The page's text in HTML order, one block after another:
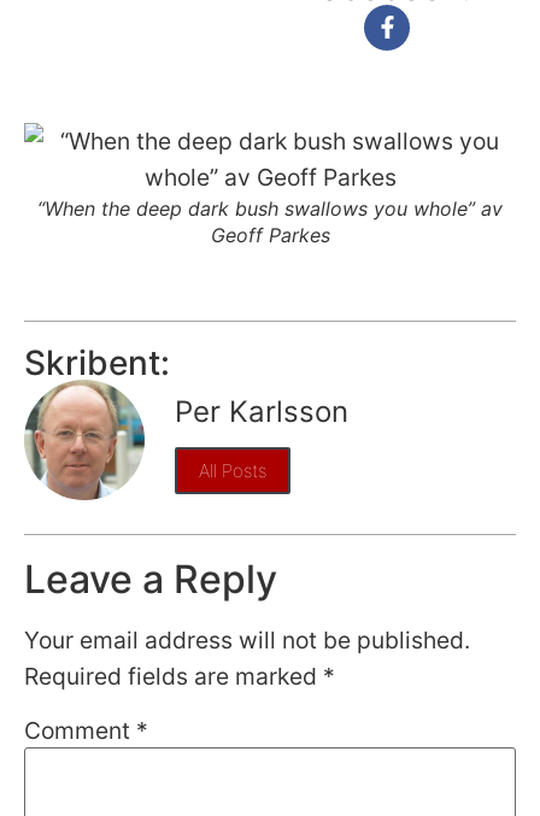
“When the deep dark bush swallows you whole” av
Geoff Parkes
Skribent:
Per Karlsson
All Posts
Leave a Reply
Your email address will not be published.
Required fields are marked *
Comment *